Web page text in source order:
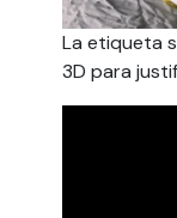
La etiqueta
3D para